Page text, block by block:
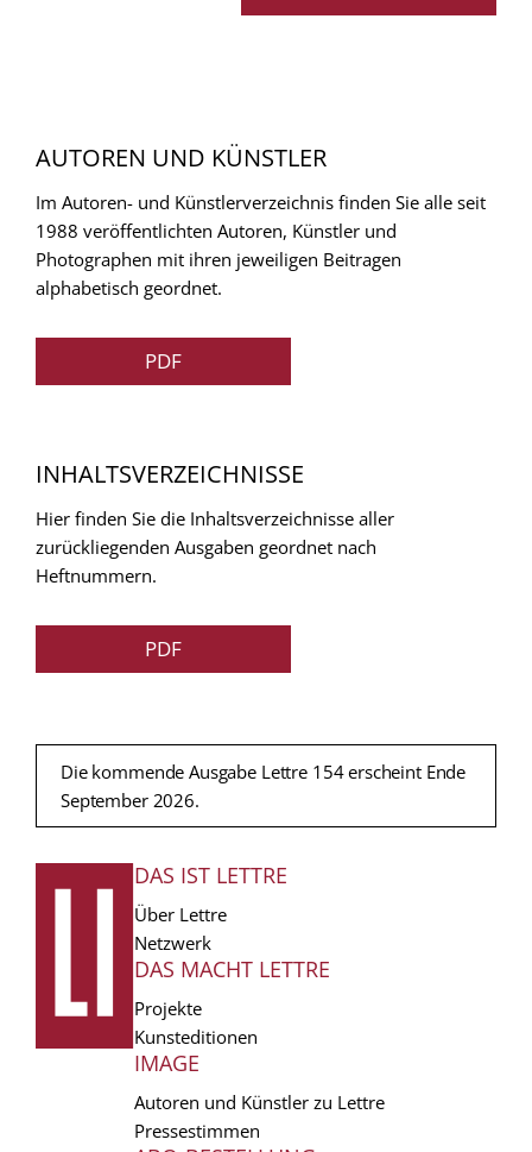
AUTOREN UND KÜNSTLER
Im Autoren- und Künstlerverzeichnis finden Sie alle seit
1988 veröffentlichten Autoren, Künstler und
Photographen mit ihren jeweiligen Beitragen
alphabetisch geordnet.
PDF
INHALTSVERZEICHNISSE
Hier finden Sie die Inhaltsverzeichnisse aller
zurückliegenden Ausgaben geordnet nach
Heftnummern.
PDF
Die kommende Ausgabe Lettre 154 erscheint Ende
September 2026.
FUSSZEILE
DAS IST LETTRE
Über Lettre
Netzwerk
DAS MACHT LETTRE
Projekte
Kunsteditionen
IMAGE
Autoren und Künstler zu Lettre
Pressestimmen